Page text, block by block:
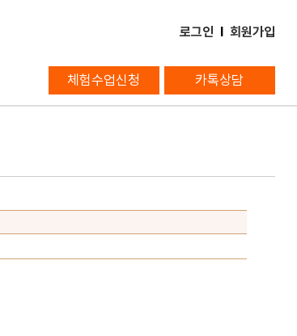
로그인 l 회원가입
체험수업신청 카톡상담